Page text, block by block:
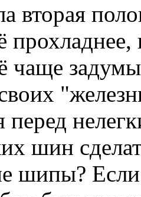
вторая
чаще
перед
шин
шипы?